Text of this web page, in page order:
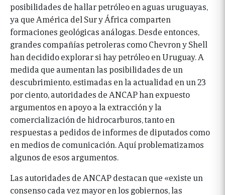
posibilidades de hallar petróleo en aguas uruguayas,
ya que América del Sur y África comparten
formaciones geológicas análogas. Desde entonces,
grandes compañías petroleras como Chevron y Shell
han decidido explorar si hay petróleo en Uruguay. A
medida que aumentan las posibilidades de un
descubrimiento, estimadas en la actualidad en un 23
por ciento, autoridades de ANCAP han expuesto
argumentos en apoyo a la extracción y la
comercialización de hidrocarburos, tanto en
respuestas a pedidos de informes de diputados como
en medios de comunicación. Aquí problematizamos
algunos de esos argumentos.
Las autoridades de ANCAP destacan que «existe un
consenso cada vez mayor en los gobiernos, las